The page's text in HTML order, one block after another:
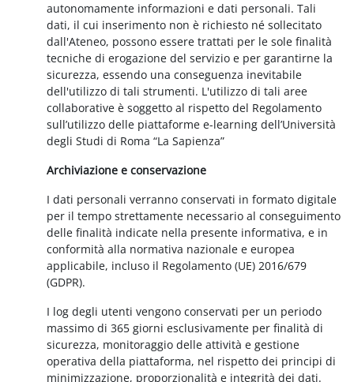
autonomamente informazioni e dati personali. Tali
dati, il cui inserimento non è richiesto né sollecitato
dall'Ateneo, possono essere trattati per le sole finalità
tecniche di erogazione del servizio e per garantirne la
sicurezza, essendo una conseguenza inevitabile
dell'utilizzo di tali strumenti. L'utilizzo di tali aree
collaborative è soggetto al rispetto del Regolamento
sull’utilizzo delle piattaforme e-learning dell’Università
degli Studi di Roma “La Sapienza”
Archiviazione e conservazione
I dati personali verranno conservati in formato digitale
per il tempo strettamente necessario al conseguimento
delle finalità indicate nella presente informativa, e in
conformità alla normativa nazionale e europea
applicabile, incluso il Regolamento (UE) 2016/679
(GDPR).
I log degli utenti vengono conservati per un periodo
massimo di 365 giorni esclusivamente per finalità di
sicurezza, monitoraggio delle attività e gestione
operativa della piattaforma, nel rispetto dei principi di
minimizzazione, proporzionalità e integrità dei dati.